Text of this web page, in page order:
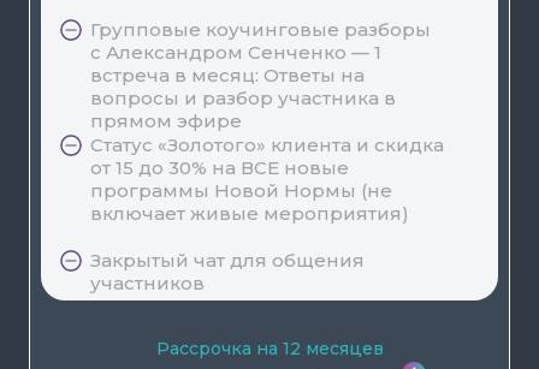
Рассрочка на 12 месяцев
Групповые коучинговые разборы
с Александром Сенченко — 1
встреча в месяц: Ответы на
вопросы и разбор участника в
прямом эфире
Статус «Золотого» клиента и скидка
от 15 до 30% на ВСЕ новые
программы Новой Нормы (не
включает живые мероприятия)
Закрытый чат для общения
участников